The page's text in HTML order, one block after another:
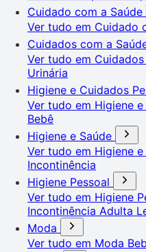
Cuidado com a Saúde
Ver tudo em Cuidado
Cuidados com a
Ver tudo em
Urinária
Higiene e Cuidados
Ver tudo em Higiene
Bebê
Higiene e Saúde
Ver tudo em Higiene e
Incontinência
Higiene Pessoal
Ver tudo em Higiene
Incontinência Adulta
Moda
Ver tudo em Moda